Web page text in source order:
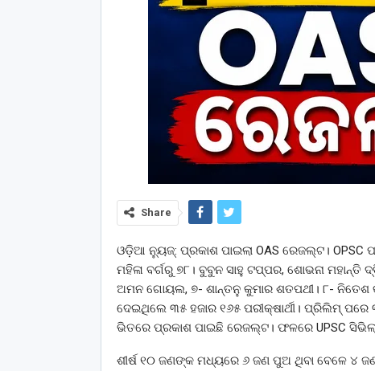
Share
ଓଡ଼ିଆ ନ୍ୟୁଜ୍: ପ୍ରକାଶ ପାଇଲା OAS ରେଜଲ୍ଟ। OPSC
ମହିଳା ବର୍ଗରୁ ୭୮। ବୁବୁନ ସାହୁ ଟପ୍ପର, ଶୋଭନା ମହାନ୍ତି
ଅମନ ଗୋୟଲ, ୭- ଶାନ୍ତନୁ କୁମାର ଶତପଥୀ। ୮- ନିତେଶ
ଦେଇଥିଲେ ୩୫ ହଜାର ୧୬୫ ପରୀକ୍ଷାର୍ଥୀ। ପ୍ରିଲିମ୍‌
ଭିତରେ ପ୍ରକାଶ ପାଇଛି ରେଜଲ୍ଟ। ଫଳରେ UPSC
ଶୀର୍ଷ ୧୦ ଜଣଙ୍କ ମଧ୍ୟରେ ୬ ଜଣ ପୁଅ ଥିବା ବେଳେ ୪